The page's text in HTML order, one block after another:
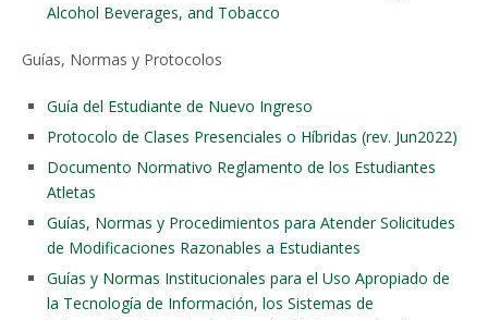
Alcohol Beverages, and Tobacco
Guías, Normas y Protocolos
Guía del Estudiante de Nuevo Ingreso
Protocolo de Clases Presenciales o Híbridas (rev. Jun2022)
Documento Normativo Reglamento de los Estudiantes
Atletas
Guías, Normas y Procedimientos para Atender Solicitudes
de Modificaciones Razonables a Estudiantes
Guías y Normas Institucionales para el Uso Apropiado de
la Tecnología de Información, los Sistemas de